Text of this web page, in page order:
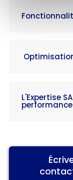
L'Expertise
performance